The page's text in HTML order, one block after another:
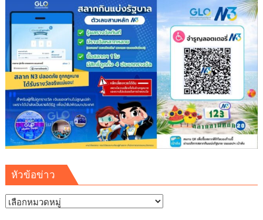
หัวข้อข่าว
หัวข้อ